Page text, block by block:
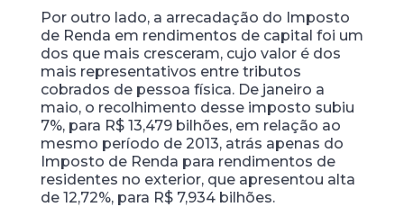
Por outro lado, a arrecadação do Imposto
de Renda em rendimentos de capital foi um
dos que mais cresceram, cujo valor é dos
mais representativos entre tributos
cobrados de pessoa física. De janeiro a
maio, o recolhimento desse imposto subiu
7%, para R$ 13,479 bilhões, em relação ao
mesmo período de 2013, atrás apenas do
Imposto de Renda para rendimentos de
residentes no exterior, que apresentou alta
de 12,72%, para R$ 7,934 bilhões.